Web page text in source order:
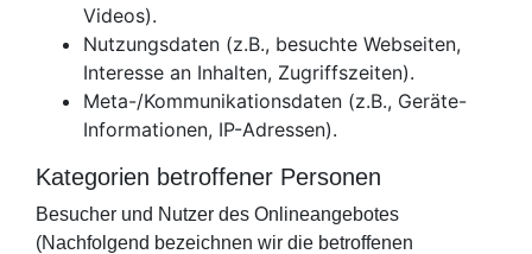
Videos).
Nutzungsdaten (z.B., besuchte Webseiten,
Interesse an Inhalten, Zugriffszeiten).
Meta-/Kommunikationsdaten (z.B., Geräte-
Informationen, IP-Adressen).
Kategorien betroffener Personen
Besucher und Nutzer des Onlineangebotes
(Nachfolgend bezeichnen wir die betroffenen